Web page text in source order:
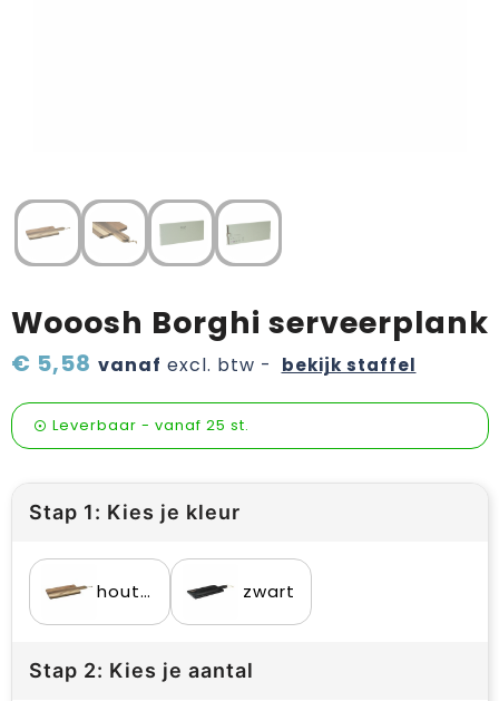
Wijn, bier en proeverij
Zomerpakketten
Wooosh Borghi serveerplank
€ 5,58 vanaf excl. btw - bekijk staffel
Leverbaar - vanaf 25 st.
Stap 1: Kies je kleur
houtbruin zwart
Stap 2: Kies je aantal